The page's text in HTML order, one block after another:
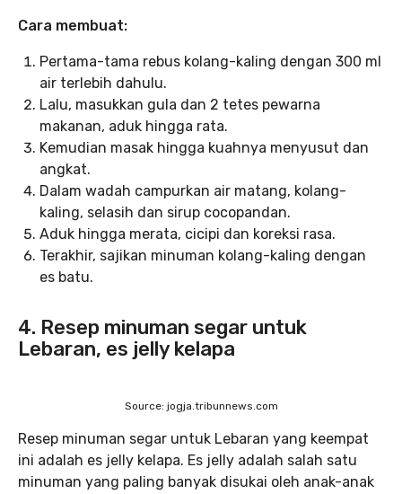
Cara membuat:
Pertama-tama rebus kolang-kaling dengan 300 ml
air terlebih dahulu.
Lalu, masukkan gula dan 2 tetes pewarna
makanan, aduk hingga rata.
Kemudian masak hingga kuahnya menyusut dan
angkat.
Dalam wadah campurkan air matang, kolang-
kaling, selasih dan sirup cocopandan.
Aduk hingga merata, cicipi dan koreksi rasa.
Terakhir, sajikan minuman kolang-kaling dengan
es batu.
4. Resep minuman segar untuk
Lebaran, es jelly kelapa
Source: jogja.tribunnews.com
Resep minuman segar untuk Lebaran yang keempat
ini adalah es jelly kelapa. Es jelly adalah salah satu
minuman yang paling banyak disukai oleh anak-anak